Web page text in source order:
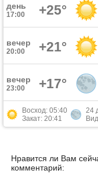
день
17:00 +25°
вечер
20:00 +21°
вечер
23:00 +17°
Восход: 05:40
Закат: 20:41
24
Нравится ли Вам
комментарий: